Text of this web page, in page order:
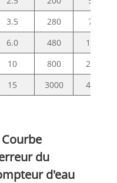
3.5 280
70
6.0 480
120
10 800
200
15 3000 450
Courbe
du
d'eau